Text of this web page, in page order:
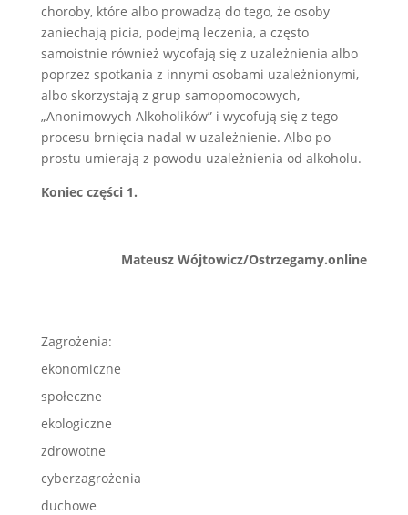
choroby, które albo prowadzą do tego, że osoby
zaniechają picia, podejmą leczenia, a często
samoistnie również wycofają się z uzależnienia albo
poprzez spotkania z innymi osobami uzależnionymi,
albo skorzystają z grup samopomocowych,
„Anonimowych Alkoholików” i wycofują się z tego
procesu brnięcia nadal w uzależnienie. Albo po
prostu umierają z powodu uzależnienia od alkoholu.
Koniec części 1.
Mateusz Wójtowicz/Ostrzegamy.online
Zagrożenia:
ekonomiczne
społeczne
ekologiczne
zdrowotne
cyberzagrożenia
duchowe